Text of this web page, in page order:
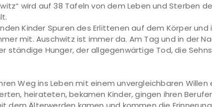
wird auf 38 Tafeln von dem Leben und Sterben
Kinder Spuren des Erlittenen auf dem Körper und
mit. Auschwitz ist immer da. Am Tag und in der
ständige Hunger, der allgegenwärtige Tod, die
Weg ins Leben mit einem unvergleichbaren
heirateten, bekamen Kinder, gingen ihren